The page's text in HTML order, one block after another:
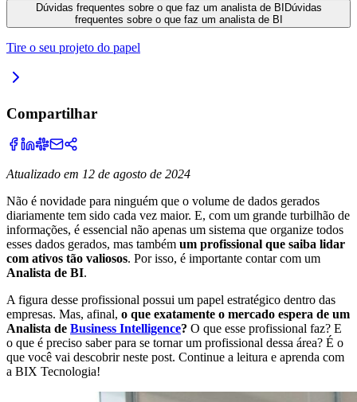
Dúvidas frequentes sobre o que faz um analista de BI Dúvidas
frequentes sobre o que faz um analista de BI
Tire o seu projeto do papel
Compartilhar
Atualizado em 12 de agosto de 2024
Não é novidade para ninguém que o volume de dados gerados
diariamente tem sido cada vez maior. E, com um grande turbilhão de
informações, é essencial não apenas um sistema que organize todos
esses dados gerados, mas também um profissional que saiba lidar
com ativos tão valiosos. Por isso, é importante contar com um
Analista de BI.
A figura desse profissional possui um papel estratégico dentro das
empresas. Mas, afinal, o que exatamente o mercado espera de um
Analista de Business Intelligence? O que esse profissional faz? E
o que é preciso saber para se tornar um profissional dessa área? É o
que você vai descobrir neste post. Continue a leitura e aprenda com
a BIX Tecnologia!